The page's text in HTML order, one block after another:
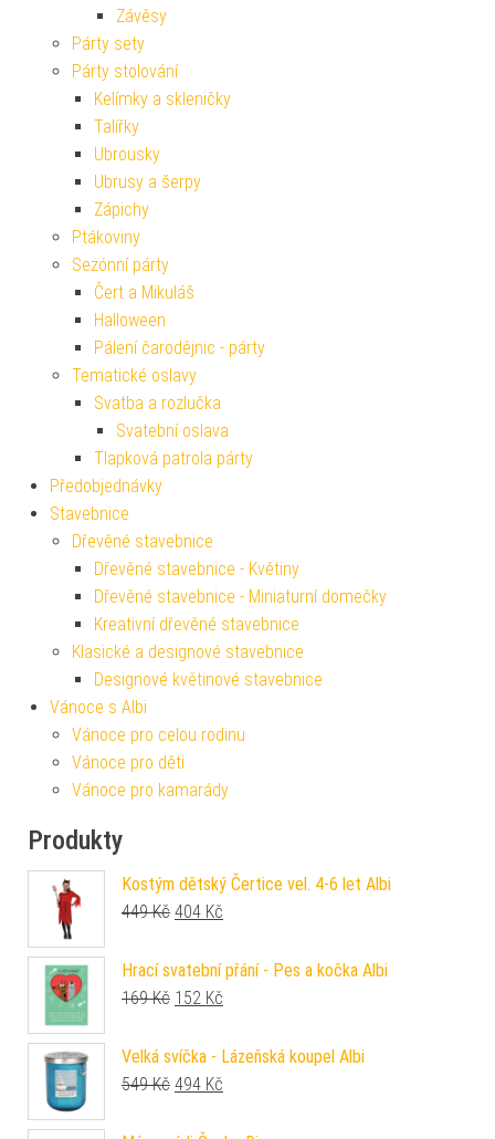
Závěsy
Párty sety
Párty stolování
Kelímky a skleničky
Talířky
Ubrousky
Ubrusy a šerpy
Zápichy
Ptákoviny
Sezónní párty
Čert a Mikuláš
Halloween
Pálení čarodějnic - párty
Tematické oslavy
Svatba a rozlučka
Svatební oslava
Tlapková patrola párty
Předobjednávky
Stavebnice
Dřevěné stavebnice
Dřevěné stavebnice - Květiny
Dřevěné stavebnice - Miniaturní domečky
Kreativní dřevěné stavebnice
Klasické a designové stavebnice
Designové květinové stavebnice
Vánoce s Albi
Vánoce pro celou rodinu
Vánoce pro děti
Vánoce pro kamarády
Produkty
Kostým dětský Čertice vel. 4-6 let Albi
449Kč Původní cena byla: 449 Kč.
404 Kč
Hrací svatební přání - Pes a kočka Albi
169Kč Původní cena byla: 169 Kč.
152 Kč
Velká svíčka - Lázeňská koupel Albi
549Kč Původní cena byla: 549 Kč.
494 Kč